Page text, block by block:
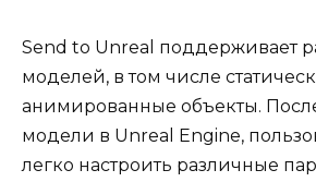
Send to Unreal поддерживает
моделей, в том числе
анимированные объекты.
модели в Unreal Engine,
легко настроить различные